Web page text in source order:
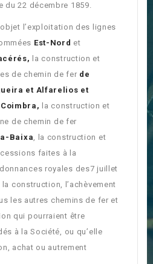
du 22 décembre 1859.
l’exploitation des lignes
Est-Nord et
la construction et
de chemin de fer de
et Alfarelios et
la construction et
de chemin de fer
Baixa, la construction et
faites à la
royales des7 juillet
construction, l’achèvement
les autres chemins de fer et
qui pourraient être
à la Société, ou qu’elle
achat ou autrement